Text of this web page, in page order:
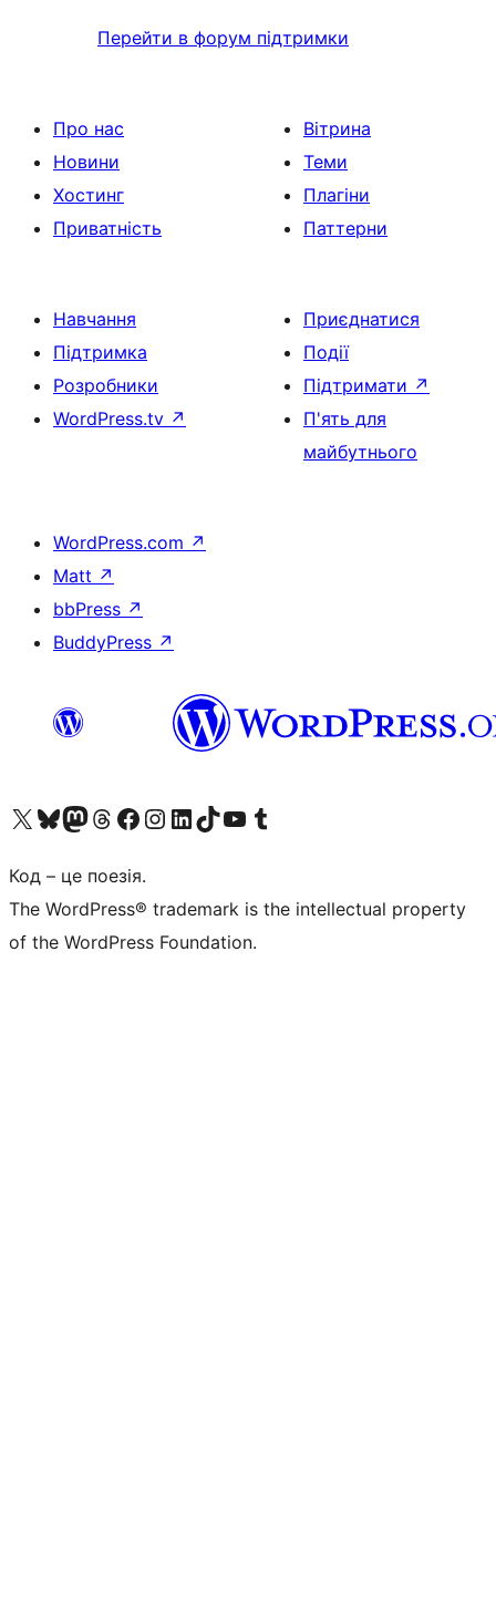
Перейти в форум підтримки
Про нас
Новини
Хостинг
Приватність
Вітрина
Теми
Плагіни
Паттерни
Навчання
Підтримка
Розробники
WordPress.tv ↗
Приєднатися
Події
Підтримати ↗
П'ять для
майбутнього
WordPress.com ↗
Matt ↗
bbPress ↗
BuddyPress ↗
Visit our X (formerly Twitter) account
Visit our Bluesky account
Завітайте до нашої стрічки в Mastodon
Visit our Threads account
Завітайте на нашу сторінку в Facebook
Visit our Instagram account
Visit our LinkedIn account
Visit our TikTok account
Visit our YouTube channel
Visit our Tumblr account
Код – це поезія.
The WordPress® trademark is the intellectual property
of the WordPress Foundation.